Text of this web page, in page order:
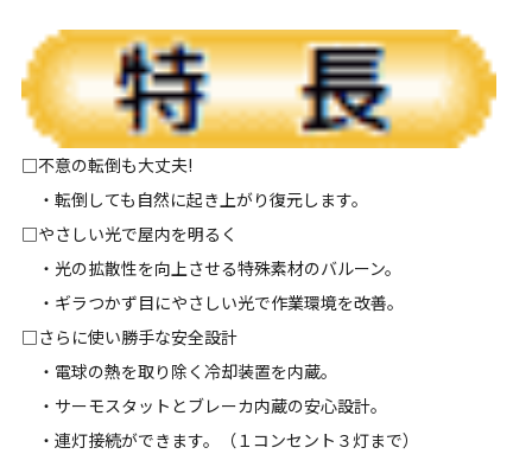
□不意の転倒も大丈夫!
・転倒しても自然に起き上がり復元します。
□やさしい光で屋内を明るく
・光の拡散性を向上させる特殊素材のバルーン。
・ギラつかず目にやさしい光で作業環境を改善。
□さらに使い勝手な安全設計
・電球の熱を取り除く冷却装置を内蔵。
・サーモスタットとブレーカ内蔵の安心設計。
・連灯接続ができます。（１コンセント３灯まで）